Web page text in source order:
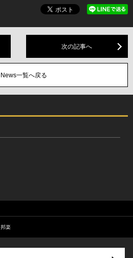
次の記事へ
News一覧へ戻る
邦楽